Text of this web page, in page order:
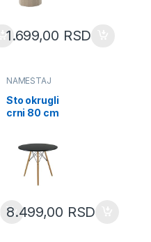
1.699,00 RSD
NAMEŠTAJ
Sto okrugli
crni 80 cm
8.499,00 RSD